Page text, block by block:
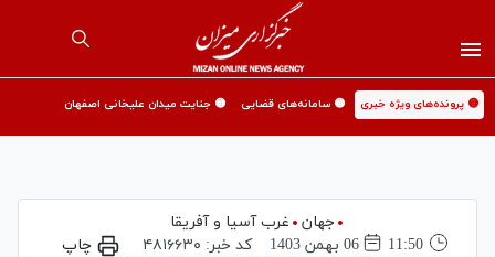
🟡 پرونده‌های ویژه خبری 🟡 سامانه‌های قضایی 🟡 جنایت میدان علیخانی اصفهان
جهان
غرب آسیا و آفریقا
11:50
06 بهمن 1403 کد خبر: ۴۸۱۶۶۳۰ چاپ